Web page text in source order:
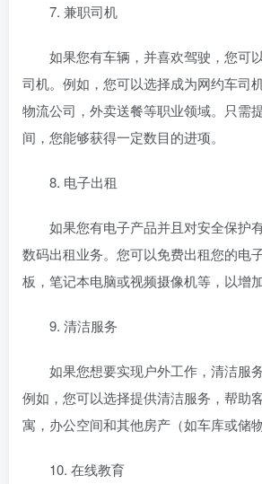
7. 兼职司机
如果您有车辆，并喜欢驾驶，您可
司机。例如，您可以选择成为网约车司
物流公司，外卖送餐等职业领域。只需
间，您能够获得一定数目的进项。
8. 电子出租
如果您有电子产品并且对安全保护
数码出租业务。您可以免费出租您的电
板，笔记本电脑或视频摄像机等，以增
9. 清洁服务
如果您想要实现户外工作，清洁服
例如，您可以选择提供清洁服务，帮助
寓，办公空间和其他房产（如车库或储物
10. 在线教育